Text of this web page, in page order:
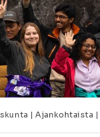
| Ajankohtaista |